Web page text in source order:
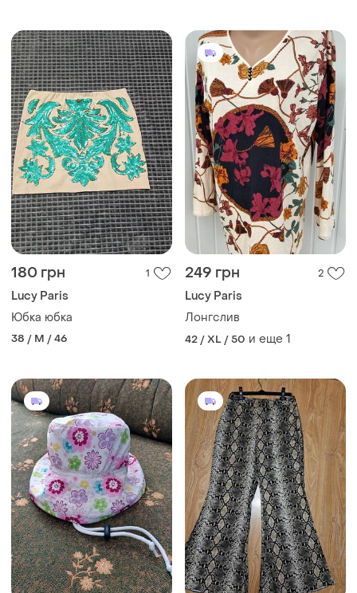
180 грн 1
Lucy Paris
Юбка юбка
38 / M / 46
249 грн 2
Lucy Paris
Лонгслив
42 / XL / 50 и еще 1